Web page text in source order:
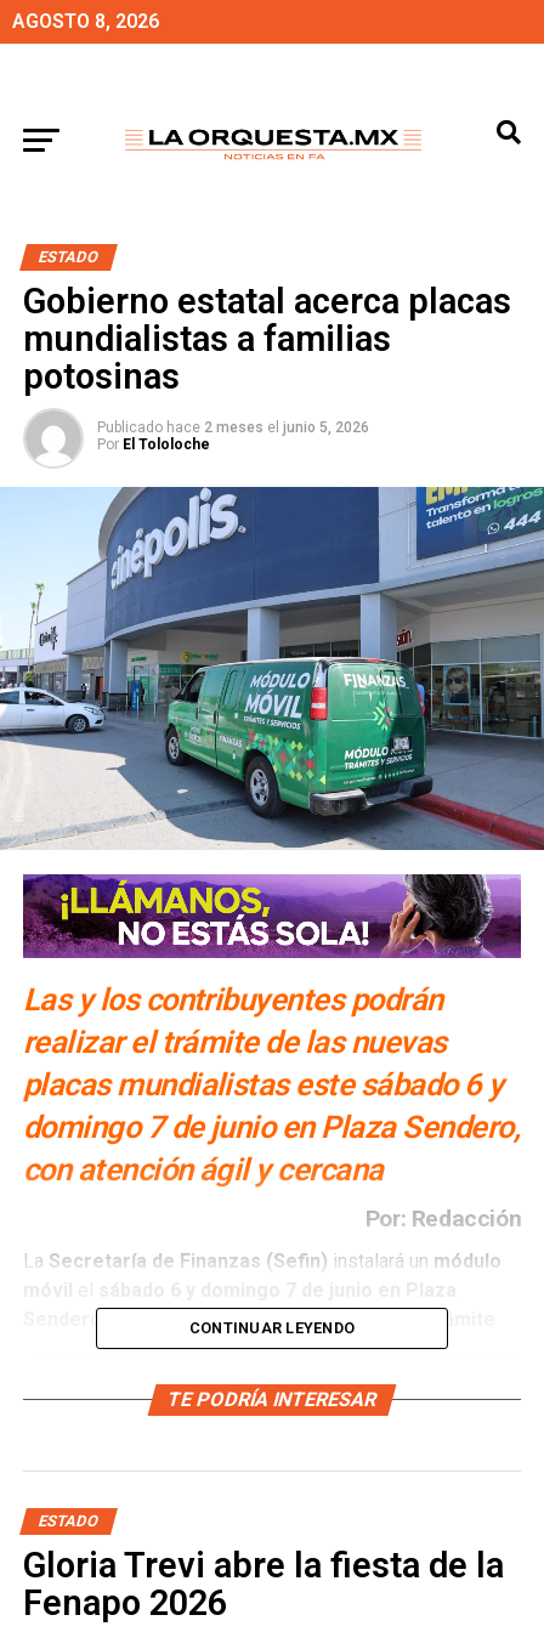
AGOSTO 8, 2026
ESTADO
Gobierno estatal acerca placas
mundialistas a familias
potosinas
Publicado hace 2 meses el junio 5, 2026
Por El Tololoche
Las y los contribuyentes podrán
realizar el trámite de las nuevas
placas mundialistas este sábado 6 y
domingo 7 de junio en Plaza Sendero,
con atención ágil y cercana
Por: Redacción
La Secretaría de Finanzas (Sefin) instalará un módulo
Sendero
, donde la población podrárealizar el trámite
Launidad móvil
Cinépolis
, con
horario de atención de 9:00 a 15:00
horas. Esta alternativa fortalece eltrabajo cercano
CONTINUAR LEYENDO
TE PODRÍA INTERESAR
ESTADO
Gloria Trevi abre la fiesta de la
Fenapo 2026